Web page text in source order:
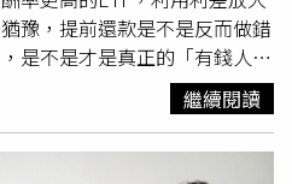
節目要好看，每一個片段放到
《超級大熱門》不只在電視創
發酵，讓觀眾打開手機後，還
豫，提前還款是不是反而做錯
是不是才是真正的「有錢人思
訪住商不動產企劃研究室執行
表服務部董事黃舒衛，兩人都
不是放諸四海皆準的理財公
繼續閱讀